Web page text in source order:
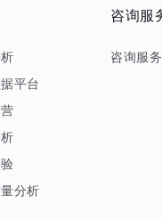
平台
分析
咨询服
咨询服务